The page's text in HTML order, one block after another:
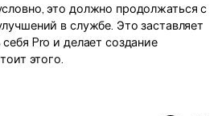
это должно продолжаться с
в службе. Это заставляет
Pro и делает создание
этого.